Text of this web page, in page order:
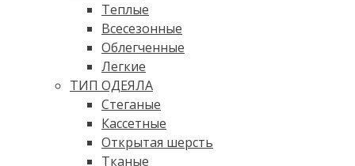
Теплые
Всесезонные
Облегченные
Легкие
ТИП ОДЕЯЛА
Стеганые
Кассетные
Открытая шерсть
Тканые